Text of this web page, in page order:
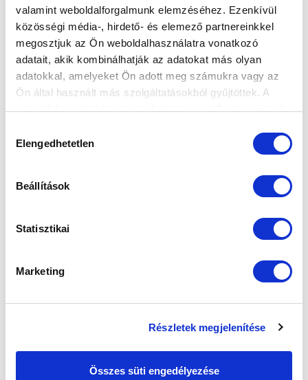
valamint weboldalforgalmunk elemzéséhez. Ezenkívül
közösségi média-, hirdető- és elemező partnereinkkel
megosztjuk az Ön weboldalhasználatra vonatkozó
adatait, akik kombinálhatják az adatokat más olyan
adatokkal, amelyeket Ön adott meg számukra vagy az
Ön által használt más szolgáltatásokból gyűjtöttek. A
weboldalon való böngészés folytatásával Ön hozzájárul a
kiválasztása
Elengedhetetlen
Beállítások
Statisztikai
Marketing
Részletek megjelenítése
Összes süti engedélyezése
MTK FUTBALL KVÍZ - 2023-AS
ÉVFORDULÓK - MEGVANNAK A
GYŐZTESEK
2023-04-03
Idén lesz 135 éve, hogy megalakult az MTK, a Magyar
Testgyakorlók Köre, az első...
VS